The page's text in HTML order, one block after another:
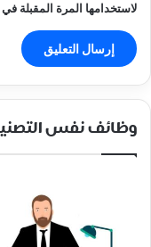
لاستخدامها المرة المقبلة
وظائف نفس